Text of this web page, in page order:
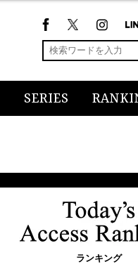
SERIES
ランキング